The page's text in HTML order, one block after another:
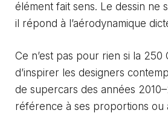
élément fait sens. Le dessin ne
il répond à l’aérodynamique
Ce n’est pas pour rien si la 250
d’inspirer les designers
de supercars des années
référence à ses proportions ou